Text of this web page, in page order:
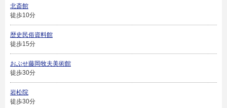
北斎館
徒歩10分
歴史民俗資料館
徒歩15分
おぶせ藤岡牧夫美術館
徒歩30分
岩松院
徒歩30分